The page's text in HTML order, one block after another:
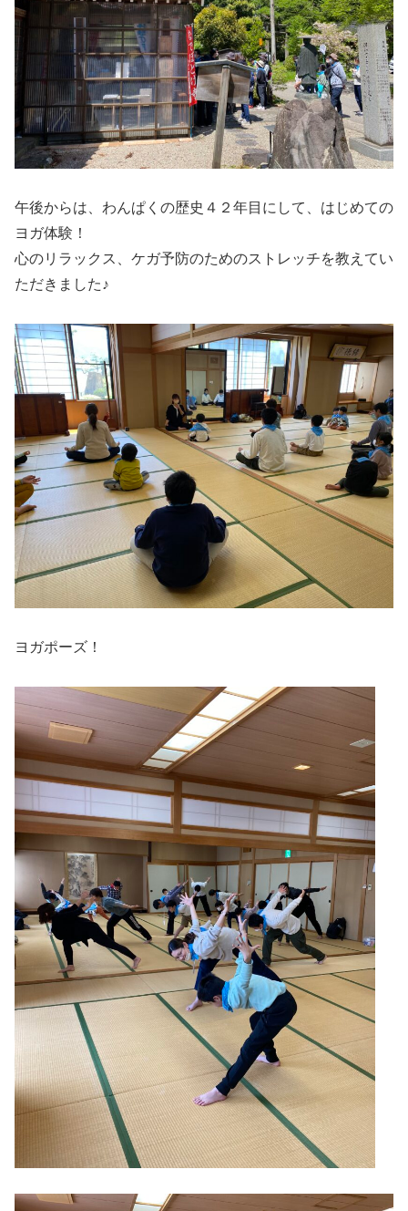
午後からは、わんぱくの歴史４２年目にして、はじめての
ヨガ体験！
心のリラックス、ケガ予防のためのストレッチを教えてい
ただきました♪
ヨガポーズ！